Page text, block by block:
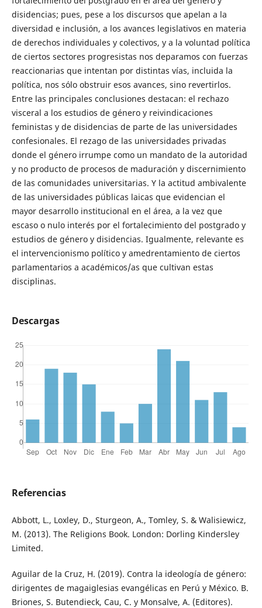
disidencias; pues, pese a los discursos que apelan a la
diversidad e inclusión, a los avances legislativos en materia
de derechos individuales y colectivos, y a la voluntad política
de ciertos sectores progresistas nos deparamos con fuerzas
reaccionarias que intentan por distintas vías, incluida la
política, nos sólo obstruir esos avances, sino revertirlos.
Entre las principales conclusiones destacan: el rechazo
visceral a los estudios de género y reivindicaciones
feministas y de disidencias de parte de las universidades
confesionales. El rezago de las universidades privadas
donde el género irrumpe como un mandato de la autoridad
y no producto de procesos de maduración y discernimiento
de las comunidades universitarias. Y la actitud ambivalente
de las universidades públicas laicas que evidencian el
mayor desarrollo institucional en el área, a la vez que
escaso o nulo interés por el fortalecimiento del postgrado y
estudios de género y disidencias. Igualmente, relevante es
el intervencionismo político y amedrentamiento de ciertos
parlamentarios a académicos/as que cultivan estas
disciplinas.
Descargas
Referencias
Abbott, L., Loxley, D., Sturgeon, A., Tomley, S. & Walisiewicz,
M. (2013). The Religions Book. London: Dorling Kindersley
Limited.
Aguilar de la Cruz, H. (2019). Contra la ideología de género:
dirigentes de magaiglesias evangélicas en Perú y México. B.
Briones, S. Butendieck, Cau, C. y Monsalve, A. (Editores).